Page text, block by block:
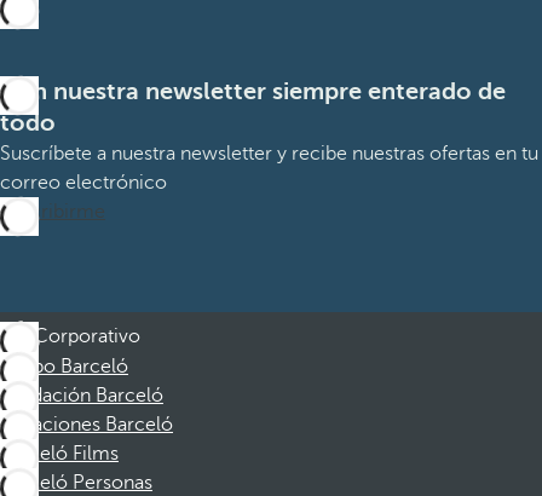
Con nuestra newsletter siempre enterado de
todo
Suscríbete a nuestra newsletter y recibe nuestras ofertas en tu
correo electrónico
Suscribirme
Corporativo
Grupo Barceló
Fundación Barceló
Vacaciones Barceló
Barceló Films
Barceló Personas